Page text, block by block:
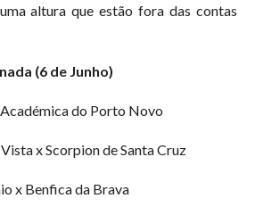
altura que estão fora das contas
(6 de Junho)
do Porto Novo
x Scorpion de Santa Cruz
x Benfica da Brava